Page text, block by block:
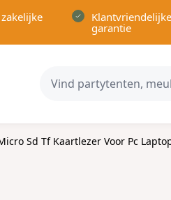
garantie
Terras category
for Recreatie category
Sd Tf Kaartlezer Voor Pc